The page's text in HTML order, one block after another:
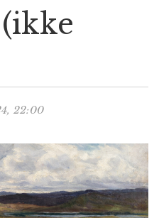
l
e
g
t
i
o
n
22:00